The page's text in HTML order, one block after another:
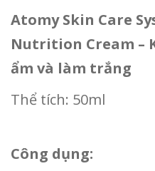
Atomy Skin Care
Nutrition Cream –
ẩm và làm trắng
Thể tích: 50ml
Công dụng: